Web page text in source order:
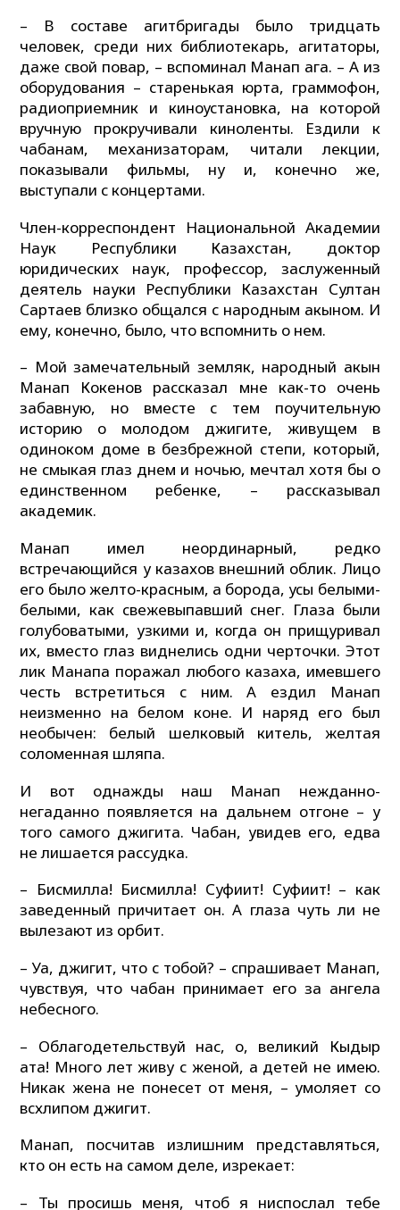
– В составе агитбригады было тридцать
человек, среди них библиотекарь, агитаторы,
даже свой повар, – вспоминал Манап ага. – А из
оборудования – старенькая юрта, граммофон,
радиоприемник и киноустановка, на которой
вручную прокручивали киноленты. Ездили к
чабанам, механизаторам, читали лекции,
показывали фильмы, ну и, конечно же,
выступали с концертами.
Член-корреспондент Национальной Академии
Наук Республики Казахстан, доктор
юридических наук, профессор, заслуженный
деятель науки Республики Казахстан Султан
Сартаев близко общался с народным акыном. И
ему, конечно, было, что вспомнить о нем.
– Мой замечательный земляк, народный акын
Манап Кокенов рассказал мне как-то очень
забавную, но вместе с тем поучительную
историю о молодом джигите, живущем в
одиноком доме в безбрежной степи, который,
не смыкая глаз днем и ночью, мечтал хотя бы о
единственном ребенке, – рассказывал
академик.
Манап имел неординарный, редко
встречающийся у казахов внешний облик. Лицо
его было желто-красным, а борода, усы белыми-
белыми, как свежевыпавший снег. Глаза были
голубоватыми, узкими и, когда он прищуривал
их, вместо глаз виднелись одни черточки. Этот
лик Манапа поражал любого казаха, имевшего
честь встретиться с ним. А ездил Манап
неизменно на белом коне. И наряд его был
необычен: белый шелковый китель, желтая
соломенная шляпа.
И вот однажды наш Манап нежданно-
негаданно появляется на дальнем отгоне – у
того самого джигита. Чабан, увидев его, едва
не лишается рассудка.
– Бисмилла! Бисмилла! Суфиит! Суфиит! – как
заведенный причитает он. А глаза чуть ли не
вылезают из орбит.
– Уа, джигит, что с тобой? – спрашивает Манап,
чувствуя, что чабан принимает его за ангела
небесного.
– Облагодетельствуй нас, о, великий Кыдыр
ата! Много лет живу с женой, а детей не имею.
Никак жена не понесет от меня, – умоляет со
всхлипом джигит.
Манап, посчитав излишним представляться,
кто он есть на самом деле, изрекает:
– Ты просишь меня, чтоб я ниспослал тебе